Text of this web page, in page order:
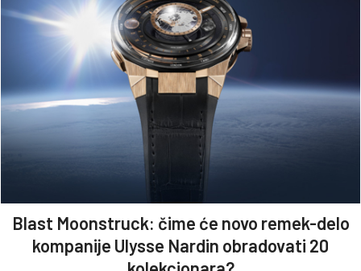
Blast Moonstruck: čime će novo remek-delo
kompanije Ulysse Nardin obradovati 20